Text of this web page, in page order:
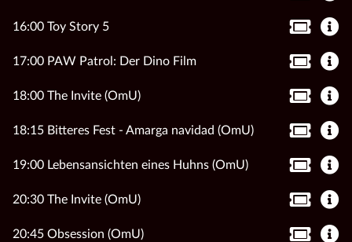
16:00 Toy Story 5
17:00 PAW Patrol: Der Dino Film
18:00 The Invite (OmU)
18:15 Bitteres Fest - Amarga navidad (OmU)
19:00 Lebensansichten eines Huhns (OmU)
20:30 The Invite (OmU)
20:45 Obsession (OmU)